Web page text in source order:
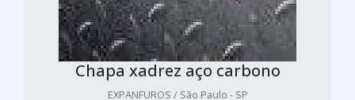
Chapa xadrez aço carbono
EXPANFUROS / São Paulo - SP